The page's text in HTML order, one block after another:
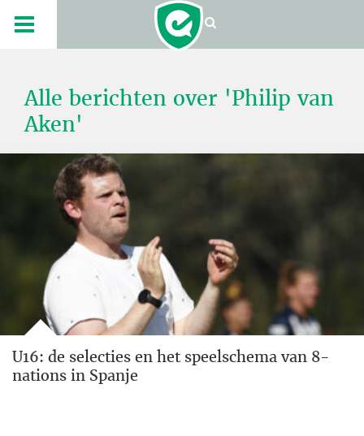
Alle berichten over 'Philip van
Aken'
U16: de selecties en het speelschema van 8-
nations in Spanje